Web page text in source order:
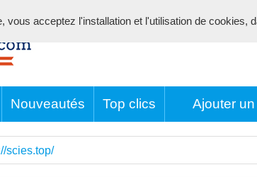
Nouveautés Top clics Ajouter
scies.top/
vous acceptez l'installation et l'utilisation de cookies,